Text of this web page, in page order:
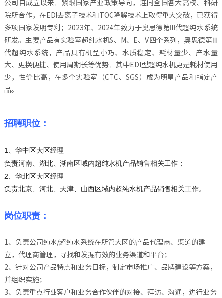
公司自成立以来，紧跟国家产业政策导向，连同全国各大高校、科研
院所合作，在EDI去离子技术和TOC降解技术上取得重大突破，已获得
多项国家发明专利；2023年、2024年致力于奥思德第Ⅲ代超纯水系统
研发。主要产品有实验室超纯水机S、M、E、V四个系列，奥思德第Ⅲ
代超纯水系统，产品具有机型小巧、水质稳定、耗材量少、产水量
大、更换便捷、使用周期长等优势，其中EDI型超纯水机更是耗材使用
少，性价比高，在多个实验室（CTC、SGS）成为明星产品和指定产
品。
招聘职位：
1、华中区大区经理
负责河南、湖北、湖南区域内超纯水机产品销售相关工作；
2、华北区大区经理
负责北京、河北、天津、山西区域内超纯水机产品销售相关工作。
岗位职责：
1、负责公司纯水/超纯水系统在所管大区的产品代理商、渠道的建
立，代理商管理，寻找和发掘有效的业务渠道和平台；
2、针对公司产品特点和业务目标，制定市场推广、品牌建设等方案，
并组织实施；
3、负责重点行业客户和业务合作伙伴的对接、拜访、沟通，进行业务